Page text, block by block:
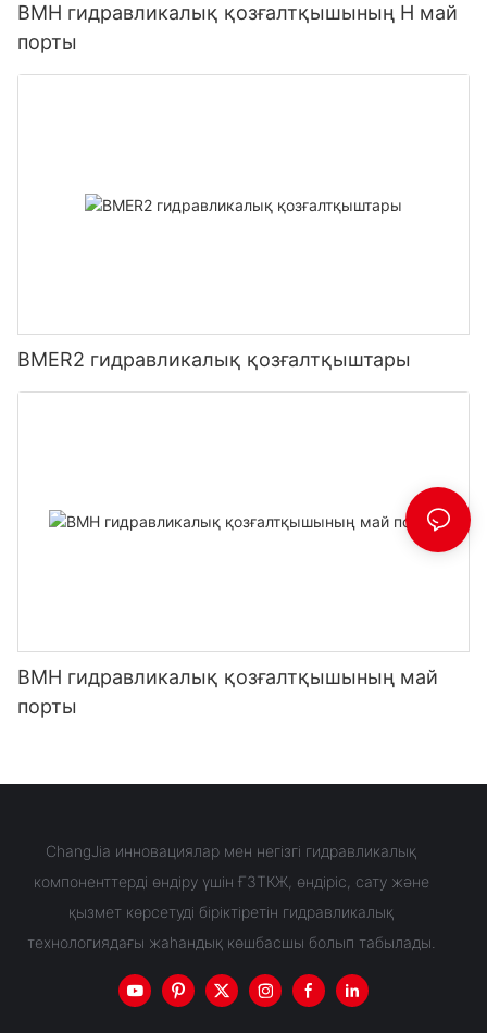
BMH гидравликалық қозғалтқышының H май
порты
BMER2 гидравликалық қозғалтқыштары
BMH гидравликалық қозғалтқышының май
порты
ChangJia инновациялар мен негізгі гидравликалық
компоненттерді өндіру үшін ҒЗТКЖ, өндіріс, сату және
қызмет көрсетуді біріктіретін гидравликалық
технологиядағы жаһандық көшбасшы болып табылады.